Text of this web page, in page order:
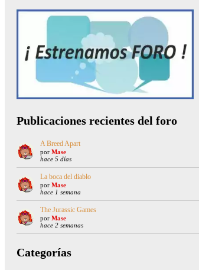
Publicaciones recientes del foro
A Breed Apart
por Mase
hace 5 días
La boca del diablo
por Mase
hace 1 semana
The Jurassic Games
por Mase
hace 2 semanas
Categorías